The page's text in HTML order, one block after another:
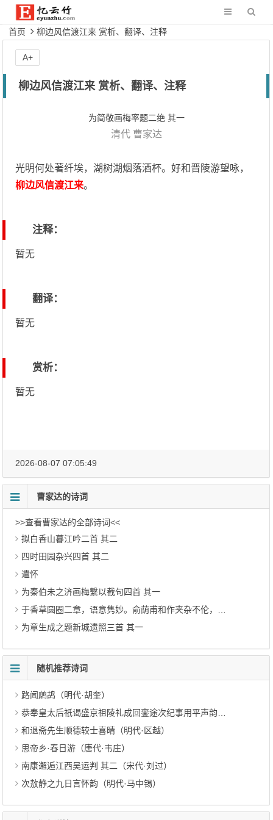
首页 柳边风信渡江来 赏析、翻译、注释
柳边风信渡江来 赏析、翻译、注释
为简敬画梅率题二绝 其一
清代 曹家达
光明何处著纤埃，湖树湖烟落酒杯。好和晋陵游望咏，
柳边风信渡江来。
注释：
暂无
翻译：
暂无
赏析：
暂无
A+
2026-08-07 07:05:49
曹家达的诗词
>>查看曹家达的全部诗词<<
拟白香山暮江吟二首 其二
四时田园杂兴四首 其二
遣怀
为秦伯未之济画梅繫以截句四首 其一
于香草圆圈二章，语意隽妙。俞荫甫和作夹杂不伦，恐是酒间呓语，未可以名诗也，因和二章 其一
为章生成之题新城遗照三首 其一
随机推荐诗词
路闻鹧鸪（明代·胡奎）
恭奉皇太后祇谒盛京祖陵礼成回銮途次纪事用平声韵 其十七（清代·弘历）
和退斋先生顺德较士喜晴（明代·区越）
思帝乡·春日游（唐代·韦庄）
南康邂逅江西吴运判 其二（宋代·刘过）
次敖静之九日言怀韵（明代·马中锡）